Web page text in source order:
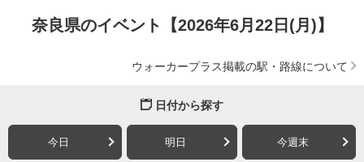
奈良県のイベント【2026年6月22日(月)】
ウォーカープラス掲載の駅・路線について
日付から探す
今日 明日 今週末